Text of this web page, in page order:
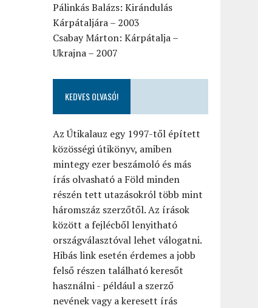
Pálinkás Balázs: Kirándulás
Kárpátaljára – 2003
Csabay Márton: Kárpátalja –
Ukrajna – 2007
KEDVES OLVASÓ!
Az Útikalauz egy 1997-től épített
közösségi útikönyv, amiben
mintegy ezer beszámoló és más
írás olvasható a Föld minden
részén tett utazásokról több mint
háromszáz szerzőtől. Az írások
között a fejlécből lenyitható
országválasztóval lehet válogatni.
Hibás link esetén érdemes a jobb
felső részen található keresőt
használni - például a szerző
nevének vagy a keresett írás